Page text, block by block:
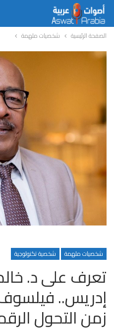
الصفحة الرئيسية شخصيات ملهمة
شخصيات ملهمة شخصية تكنولوجية
تعرف على د.
إدريس.. فيلسوف
زمن التحول